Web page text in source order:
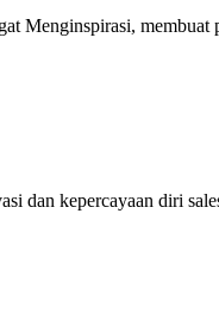
Menginspirasi,
dan kepercayaan diri